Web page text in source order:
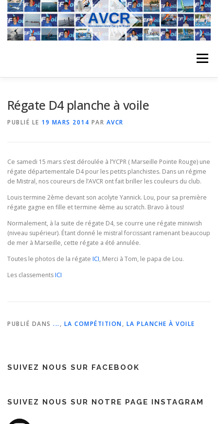
Aller
contenu
Menu
REGATES ALBUMS PHOTO
PLANNING DES COURS REVUES DE PRESSE
Régate D4 planche à voile
PUBLIÉ LE 19 MARS 2014 PAR AVCR
Ce samedi 15 mars s’est déroulée à l’YCPR ( Marseille Pointe Rouge) une
régate départementale D4 pour les petits planchistes. Dans un régime
de Mistral, nos coureurs de l’AVCR ont fait briller les couleurs du club.
Louis termine 2ème devant son acolyte Yannick. Lou, pour sa première
régate gagne en fille et termine 4ème au scratch. Bravo à tous!
Normalement, à la suite de régate D4, se courre une régate miniwish
(niveau supérieur). Étant donné le mistral forcissant ramenant beaucoup
de mer à Marseille, cette régate a été annulée.
Toutes le photos de la régate ICI, Merci à Tom, le papa de Lou.
Les classementsICI
PUBLIÉ DANS ... , LA COMPÉTITION, LA PLANCHE À VOILE
SUIVEZ NOUS SUR FACEBOOK
SUIVEZ NOUS SUR NOTRE PAGE INSTAGRAM